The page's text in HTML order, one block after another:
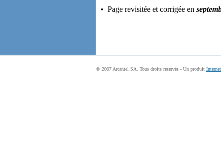
• Page revisitée et corrigée en
© 2007 Arcantel SA. Tous droits réservés - Un produit